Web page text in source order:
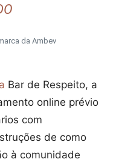
da Ambev
Bar de Respeito, a
online prévio
com
de como
à comunidade